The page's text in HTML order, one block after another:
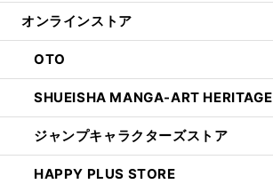
オンラインストア
OTO
SHUEISHA MANGA-ART HERITAGE
ジャンプキャラクターズストア
HAPPY PLUS STORE